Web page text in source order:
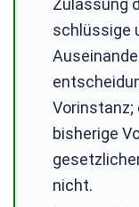
schlüssige
Vorinstanz;
bisherige
nicht.